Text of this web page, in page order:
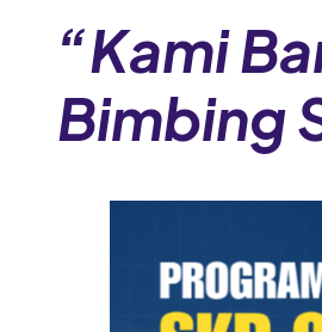
“Kami
Bimbing